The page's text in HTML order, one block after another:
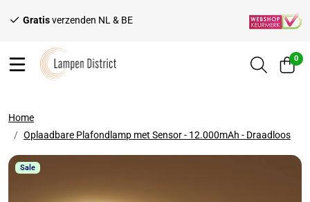
Gratisverzenden NL & BE Voor
0
Home
Oplaadbare Plafondlamp met Sensor - 12.000mAh - Draadloos
Sale